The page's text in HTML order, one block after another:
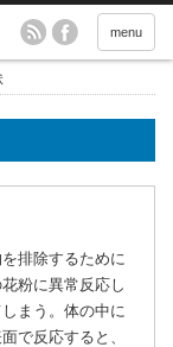
menu
排除するために
粉に異常反応し
まう。体の中に
で反応すると、